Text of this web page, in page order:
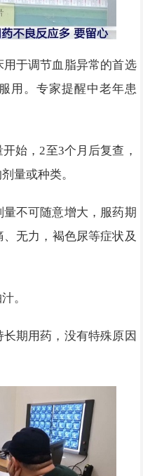
于调节血脂异常的首选
用。专家提醒中老年患
始，2至3个月后复查，
量或种类。
不可随意增大，服药期
无力，褐色尿等症状及
。
期用药，没有特殊原因